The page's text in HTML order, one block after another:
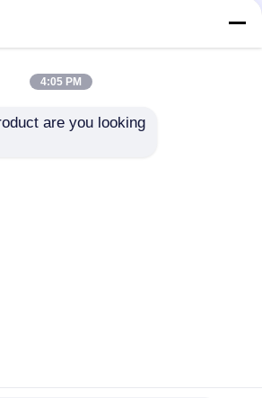
어
4:05 PM
are you looking